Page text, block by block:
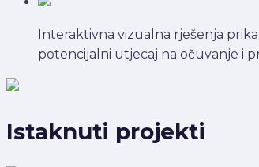
Interaktivna vizualna rješenja
potencijalni utjecaj na očuvanje i
Istaknuti projekti